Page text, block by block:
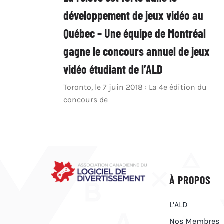
développement de jeux vidéo au
Québec – Une équipe de Montréal
gagne le concours annuel de jeux
vidéo étudiant de l’ALD
Toronto, le 7 juin 2018 : La 4e édition du
concours de
À PROPOS
L’ALD
Nos Membres